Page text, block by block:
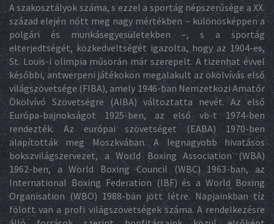
A szakosztályok száma, s ezzel a sportág népszerűsége a XX.
század elején nőtt meg nagy mértékben – különösképpen a
polgári és munkásegyesületekben –, s a sportág
elterjedtségét, közkedveltségét igazolta, hogy az 1904-es,
St. Louis-i olimpia műsorán már szerepelt. A tizenhat évvel
későbbi, antwerpeni játékokon megalakult az ökölvívás első
világszövetsége (FIBA), amely 1946-ban Nemzetközi Amatőr
Ökölvívó Szövetségre (AIBA) változtatta nevét. Az első
Európa-bajnokságot 1925-ben, az első vb-t 1974-ben
rendezték. Az európai szövetséget (EABA) 1970-ben
alapították meg Moszkvában. A legnagyobb hivatásos
bokszvilágszervezet, a World Boxing Association (WBA)
1962-ben, a World Boxing Council (WBC) 1963-ban, az
International Boxing Federation (IBF) és a World Boxing
Organisation (WBO) 1988-ban jött létre. Napjainkban tíz
fölött van a profi világszövetségek száma. A rendelkezésre